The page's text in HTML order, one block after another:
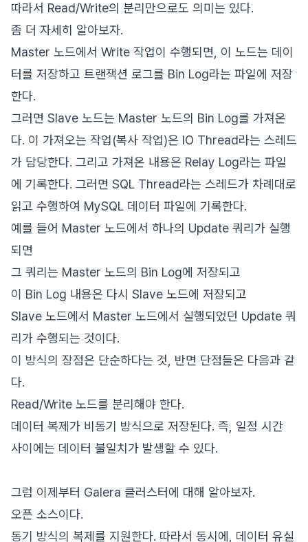
따라서 Read/Write의 분리만으로도 의미는 있다.
좀 더 자세히 알아보자.
Master 노드에서 Write 작업이 수행되면, 이 노드는 데이
터를 저장하고 트랜잭션 로그를 Bin Log라는 파일에 저장
한다.
그러면 Slave 노드는 Master 노드의 Bin Log를 가져온
다. 이 가져오는 작업(복사 작업)은 IO Thread라는 스레드
가 담당한다. 그리고 가져온 내용은 Relay Log라는 파일
에 기록한다. 그러면 SQL Thread라는 스레드가 차례대로
읽고 수행하여 MySQL 데이터 파일에 기록한다.
예를 들어 Master 노드에서 하나의 Update 쿼리가 실행
되면
그 쿼리는 Master 노드의 Bin Log에 저장되고
이 Bin Log 내용은 다시 Slave 노드에 저장되고
Slave 노드에서 Master 노드에서 실행되었던 Update 쿼
리가 수행되는 것이다.
이 방식의 장점은 단순하다는 것, 반면 단점들은 다음과 같
다.
Read/Write 노드를 분리해야 한다.
데이터 복제가 비동기 방식으로 저장된다. 즉, 일정 시간
사이에는 데이터 불일치가 발생할 수 있다.
그럼 이제부터 Galera 클러스터에 대해 알아보자.
오픈 소스이다.
동기 방식의 복제를 지원한다. 따라서 동시에, 데이터 유실